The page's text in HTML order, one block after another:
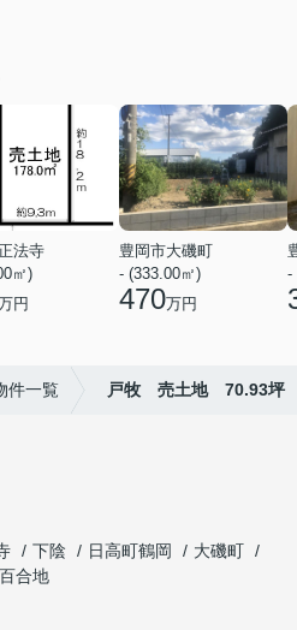
法寺
㎡)
円
豊岡市大磯町
- (333.00㎡)
470万円
-
件一覧 戸牧 売土地 70.93坪
下陰 日高町鶴岡
大磯町
百合地